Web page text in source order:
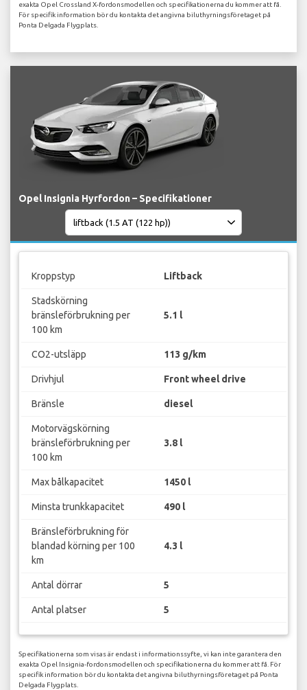
exakta Opel Crossland X-fordonsmodellen och specifikationerna du kommer att få.
För specifik information bör du kontakta det angivna biluthyrningsföretaget på
Ponta Delgada Flygplats.
Opel Insignia Hyrfordon – Specifikationer
Kroppstyp Liftback
Stadskörning
bränsleförbrukning per
100 km
5.1 l
CO2-utsläpp 113 g/km
Drivhjul Front wheel drive
Bränsle diesel
Motorvägskörning
bränsleförbrukning per
100 km
3.8 l
Max bålkapacitet 1450 l
Minsta trunkkapacitet 490 l
Bränsleförbrukning för
blandad körning per 100
km
4.3 l
Antal dörrar 5
Antal platser 5
Specifikationerna som visas är endast i informationssyfte, vi kan inte garantera den
exakta Opel Insignia-fordonsmodellen och specifikationerna du kommer att få. För
specifik information bör du kontakta det angivna biluthyrningsföretaget på Ponta
Delgada Flygplats.